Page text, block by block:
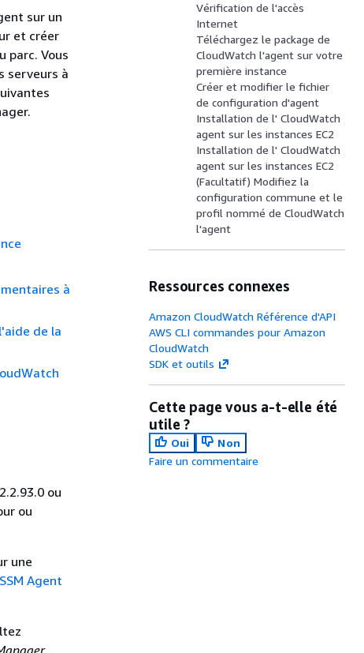
sur un
et créer
parc. Vous
serveurs à
à
de la
ou
ou
une
Agent
.
Vérification de l'accès
Internet
Téléchargez le package de
CloudWatch l'agent sur votre
première instance
Créer et modifier le fichier
de configuration d'agent
Installation de l' CloudWatch
agent sur les instances EC2
Installation de l' CloudWatch
agent sur les instances EC2
(Facultatif) Modifiez la
configuration commune et le
profil nommé de CloudWatch
l'agent
Ressources connexes
Amazon CloudWatch Référence d'API
AWS CLI commandes pour Amazon
CloudWatch
SDK et outils
Cette page vous a-t-elle été
utile ?
Oui
Non
Faire un commentaire